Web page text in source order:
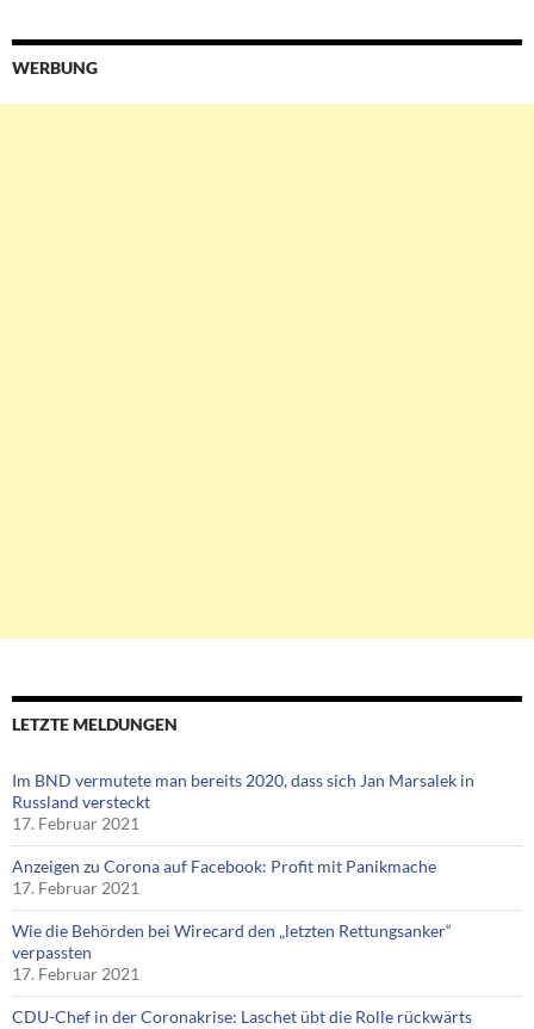
WERBUNG
LETZTE MELDUNGEN
Im BND vermutete man bereits 2020, dass sich Jan Marsalek in
Russland versteckt
17. Februar 2021
Anzeigen zu Corona auf Facebook: Profit mit Panikmache
17. Februar 2021
Wie die Behörden bei Wirecard den „letzten Rettungsanker“
verpassten
17. Februar 2021
CDU-Chef in der Coronakrise: Laschet übt die Rolle rückwärts